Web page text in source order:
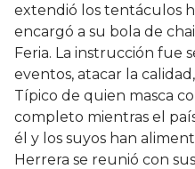
extendió los tentáculos
encargó a su bola de
Feria. La instrucción fue
eventos, atacar la
Típico de quien masca
completo mientras el
él y los suyos han
Herrera se reunió con